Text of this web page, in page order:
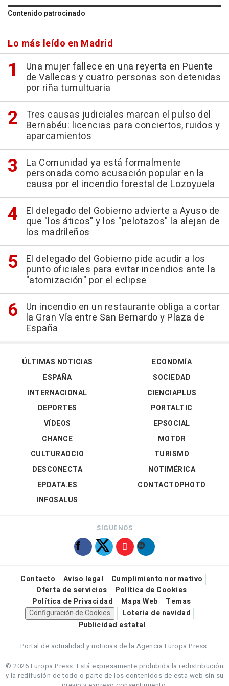
Contenido patrocinado
Lo más leído en Madrid
Una mujer fallece en una reyerta en Puente
de Vallecas y cuatro personas son detenidas
por riña tumultuaria
Tres causas judiciales marcan el pulso del
Bernabéu: licencias para conciertos, ruidos y
aparcamientos
La Comunidad ya está formalmente
personada como acusación popular en la
causa por el incendio forestal de Lozoyuela
El delegado del Gobierno advierte a Ayuso de
que "los áticos" y los "pelotazos" la alejan de
los madrileños
El delegado del Gobierno pide acudir a los
punto oficiales para evitar incendios ante la
"atomización" por el eclipse
Un incendio en un restaurante obliga a cortar
la Gran Vía entre San Bernardo y Plaza de
España
ÚLTIMAS NOTICIAS
ESPAÑA
INTERNACIONAL
DEPORTES
VÍDEOS
ECONOMÍA
SOCIEDAD
CIENCIAPLUS
PORTALTIC
EPSOCIAL
CHANCE
CULTURAOCIO
DESCONECTA
EPDATA.ES
INFOSALUS
MOTOR
TURISMO
NOTIMÉRICA
CONTACTOPHOTO
SÍGUENOS
Contacto Aviso legal
Cumplimiento normativo
Oferta de servicios
Política de Cookies
Política de Privacidad
Mapa Web
Temas
Configuración de Cookies
Loteria de navidad
Publicidad estatal
Portal de actualidad y noticias de la Agencia Europa Press.
© 2026 Europa Press. Está expresamente prohibida la redistribución
y la redifusión de todo o parte de los contenidos de esta web sin su